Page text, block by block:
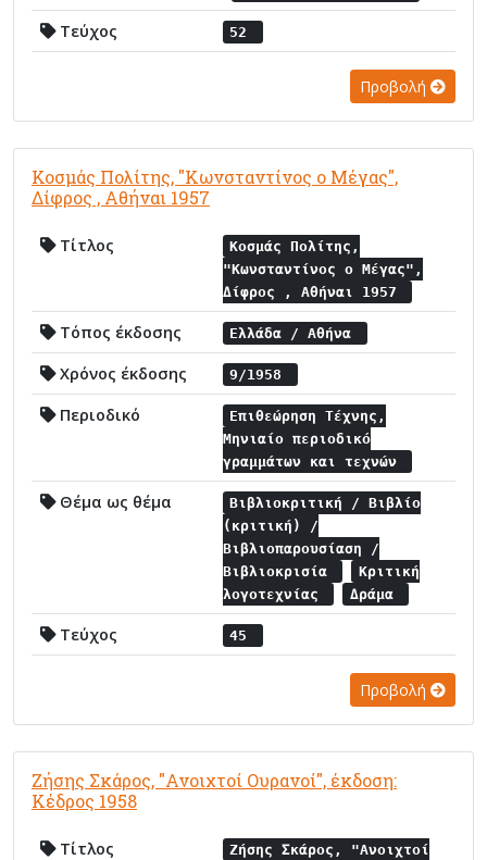
Τεύχος 52
Προβολή
Κοσμάς Πολίτης, "Κωνσταντίνος ο Μέγας",
Δίφρος , Αθήναι 1957
Τίτλος
Κοσμάς Πολίτης,
"Κωνσταντίνος ο Μέγας",
Δίφρος , Αθήναι 1957
Τόπος έκδοσης Ελλάδα / Αθήνα
Χρόνος έκδοσης 9/1958
Περιοδικό
Επιθεώρηση Τέχνης,
Μηνιαίο περιοδικό
γραμμάτων και τεχνών
Θέμα ως θέμα
Βιβλιοκριτική / Βιβλίο
(κριτική) /
Βιβλιοπαρουσίαση /
Βιβλιοκρισία
Κριτική
λογοτεχνίας
Δράμα
Τεύχος 45
Προβολή
Ζήσης Σκάρος, "Ανοιχτοί Ουρανοί", έκδοση:
Κέδρος 1958
Τίτλος
Ζήσης Σκάρος, "Ανοιχτοί